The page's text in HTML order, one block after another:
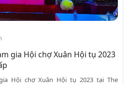
gia Hội chợ Xuân Hội tụ 2023
Hội chợ Xuân Hội tụ 2023 tại The